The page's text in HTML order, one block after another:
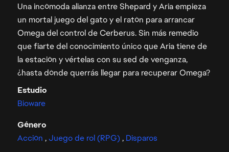
Una incómoda alianza entre Shepard y Aria empieza
un mortal juego del gato y el ratón para arrancar
Omega del control de Cerberus. Sin más remedio
que fiarte del conocimiento único que Aria tiene de
la estación y vértelas con su sed de venganza,
¿hasta dónde querrás llegar para recuperar Omega?